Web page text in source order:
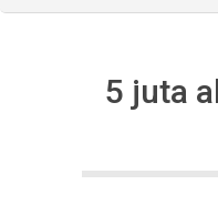
5 juta